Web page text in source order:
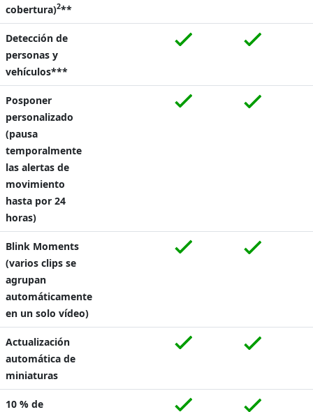
cobertura)2**
Detección de
personas y
vehículos***
Posponer
personalizado
(pausa
temporalmente
las alertas de
movimiento
hasta por 24
horas)
Blink Moments
(varios clips se
agrupan
automáticamente
en un solo vídeo)
Actualización
automática de
miniaturas
10 % de